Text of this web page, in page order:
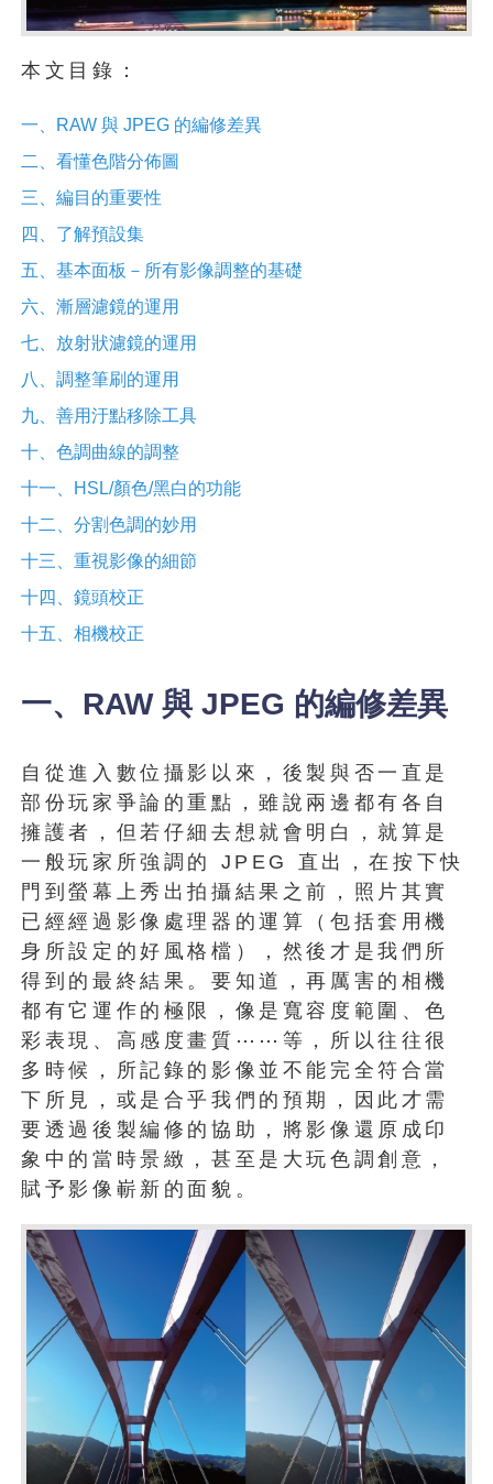
本文目錄：
一、RAW 與 JPEG 的編修差異
二、看懂色階分佈圖
三、編目的重要性
四、了解預設集
五、基本面板－所有影像調整的基礎
六、漸層濾鏡的運用
七、放射狀濾鏡的運用
八、調整筆刷的運用
九、善用汙點移除工具
十、色調曲線的調整
十一、HSL/顏色/黑白的功能
十二、分割色調的妙用
十三、重視影像的細節
十四、鏡頭校正
十五、相機校正
一、RAW 與 JPEG 的編修差異
自從進入數位攝影以來，後製與否一直是
部份玩家爭論的重點，雖說兩邊都有各自
擁護者，但若仔細去想就會明白，就算是
一般玩家所強調的 JPEG 直出，在按下快
門到螢幕上秀出拍攝結果之前，照片其實
已經經過影像處理器的運算（包括套用機
身所設定的好風格檔），然後才是我們所
得到的最終結果。要知道，再厲害的相機
都有它運作的極限，像是寬容度範圍、色
彩表現、高感度畫質⋯⋯等，所以往往很
多時候，所記錄的影像並不能完全符合當
下所見，或是合乎我們的預期，因此才需
要透過後製編修的協助，將影像還原成印
象中的當時景緻，甚至是大玩色調創意，
賦予影像嶄新的面貌。